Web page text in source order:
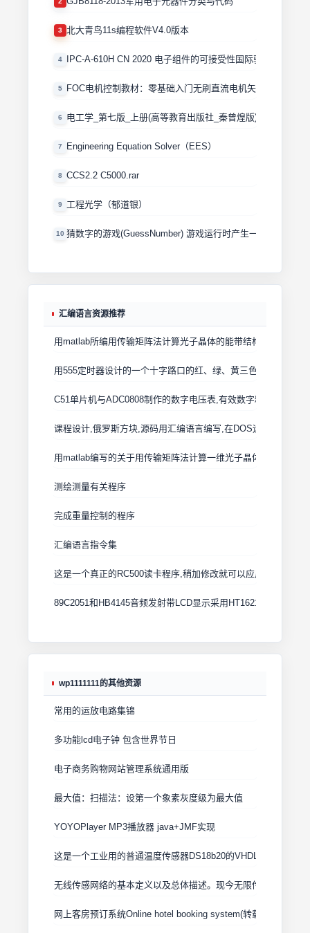
3 北大青鸟11s编程软件V4.0版本
4 IPC-A-610H CN 2020 电子组件的可接受性国际验收标准
5 FOC电机控制教材：零基础入门无刷直流电机矢量控制技术
6 电工学_第七版_上册(高等教育出版社_秦曾煌版)
7 Engineering Equation Solver（EES）
8 CCS2.2 C5000.rar
9 工程光学（郁道银）
10 猜数字的游戏(GuessNumber) 游戏运行时产生一个0－1000
汇编语言资源推荐
用matlab所编用传输矩阵法计算光子晶体的能带结构的程序
用555定时器设计的一个十字路口的红、绿、黄三色信号交通灯
C51单片机与ADC0808制作的数字电压表,有效数字精确到小数
课程设计,俄罗斯方块,源码用汇编语言编写,在DOS运行,用
用matlab编写的关于用传输矩阵法计算一维光子晶体的透射率随
测绘测量有关程序
完成重量控制的程序
汇编语言指令集
这是一个真正的RC500读卡程序,稍加修改就可以应用在你的程
89C2051和HB4145音频发射带LCD显示采用HT1621驱动原代码!
wp1111111的其他资源
常用的运放电路集锦
多功能lcd电子钟 包含世界节日
电子商务购物网站管理系统通用版
最大值：扫描法：设第一个象素灰度级为最大值
YOYOPlayer MP3播放器 java+JMF实现
这是一个工业用的普通温度传感器DS18b20的VHDL文件
无线传感网络的基本定义以及总体描述。现今无限传感器网络发
网上客房预订系统Online hotel booking system(转载）参考学习